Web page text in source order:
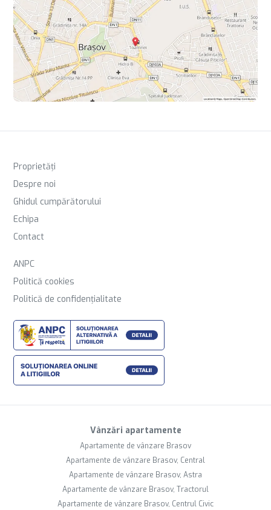
Proprietăți
Despre noi
Ghidul cumpărătorului
Echipa
Contact
ANPC
Politică cookies
Politică de confidențialitate
Vânzări apartamente
Apartamente de vânzare Brasov
Apartamente de vânzare Brasov, Central
Apartamente de vânzare Brasov, Astra
Apartamente de vânzare Brasov, Tractorul
Apartamente de vânzare Brasov, Centrul Civic